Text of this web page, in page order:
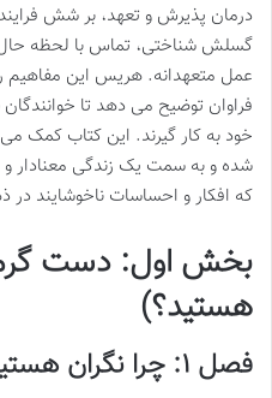
درمان پذیرش و تعهد، بر شش
گسلش شناختی، تماس با لحظه
عمل متعهدانه. هریس این مفاهیم
فراوان توضیح می دهد تا خوانندگان
خود به کار گیرند. این کتاب کمک می
شده و به سمت یک زندگی معنادار و
که افکار و احساسات ناخوشایند در
بخش اول: دست
هستید؟)
فصل ۱: چرا نگران هستید؟